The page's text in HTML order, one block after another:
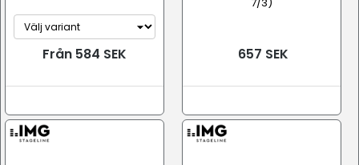
Från 584 SEK 657 SEK